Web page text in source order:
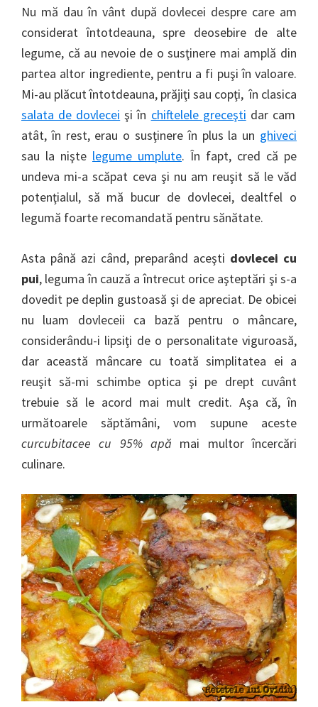
Nu mă dau în vânt după dovlecei despre care am
considerat întotdeauna, spre deosebire de alte
legume, că au nevoie de o susţinere mai amplă din
partea altor ingrediente, pentru a fi puşi în valoare.
Mi-au plăcut întotdeauna, prăjiţi sau copţi, în clasica
salata de dovlecei şi în chiftelele greceşti dar cam
atât, în rest, erau o susţinere în plus la un ghiveci
sau la nişte legume umplute. În fapt, cred că pe
undeva mi-a scăpat ceva şi nu am reuşit să le văd
potenţialul, să mă bucur de dovlecei, dealtfel o
legumă foarte recomandată pentru sănătate.
Asta până azi când, preparând aceşti dovlecei cu
pui, leguma în cauză a întrecut orice aşteptări şi s-a
dovedit pe deplin gustoasă şi de apreciat. De obicei
nu luam dovleceii ca bază pentru o mâncare,
considerându-i lipsiţi de o personalitate viguroasă,
dar această mâncare cu toată simplitatea ei a
reuşit să-mi schimbe optica şi pe drept cuvânt
trebuie să le acord mai mult credit. Aşa că, în
următoarele săptămâni, vom supune aceste
curcubitacee cu 95% apă mai multor încercări
culinare.